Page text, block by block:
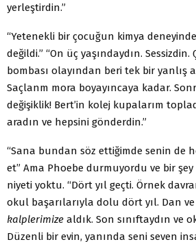
yerleştirdin.”
“Yetenekli bir çocuğun kimya
değildi.” “On üç yaşındaydın. Sessizdin.
bombası ola­yından beri tek bir yanlış
Saçlanm mora boyayıncaya kadar.
değişiklik! Bert’in kolej kupalarım
aradın ve hepsini gönderdin.”
“Sana bundan söz ettiğimde senin de
et” Ama Phoebe durmuyordu ve bir
niyeti yoktu. “Dört yıl geçti. Örnek
okul başarıla­rıyla dolu dört yıl. Dan ve
kalplerimize aldık. Son sınıftaydın ve
Düzenli bir evin, yanında seni seven